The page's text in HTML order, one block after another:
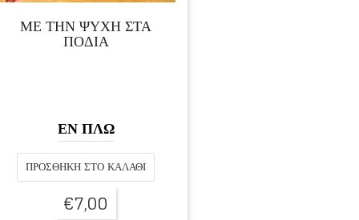
ΜΕ ΤΗΝ ΨΥΧΗ ΣΤΑ
ΠΟΔΙΑ
ΕΝ ΠΛΩ
ΠΡΟΣΘΉΚΗ ΣΤΟ ΚΑΛΆΘΙ
€7,00